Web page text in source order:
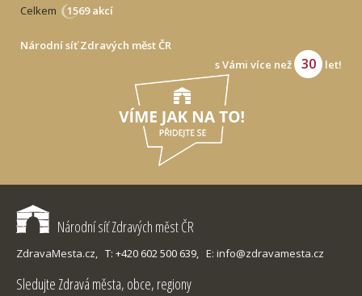
Celkem
1569 akcí
Národní síť Zdravých měst ČR
s Vámi více než
30 let!
Národní síť Zdravých měst ČR
ZdravaMesta.cz, T: +420 602 500 639, E: info@zdravamesta.cz
Sledujte Zdravá města, obce, regiony